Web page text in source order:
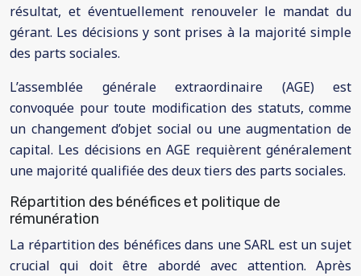
résultat, et éventuellement renouveler le mandat du
gérant. Les décisions y sont prises à la majorité simple
des parts sociales.
L’assemblée générale extraordinaire (AGE) est
convoquée pour toute modification des statuts, comme
un changement d’objet social ou une augmentation de
capital. Les décisions en AGE requièrent généralement
une majorité qualifiée des deux tiers des parts sociales.
Répartition des bénéfices et politique de
rémunération
La répartition des bénéfices dans une SARL est un sujet
crucial qui doit être abordé avec attention. Après